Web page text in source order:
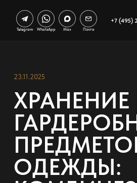
+7 (495)
Telegram WhatsApp Max Почта
23.11.2025
ХРАНЕНИЕ
ОДЕЖДЫ: